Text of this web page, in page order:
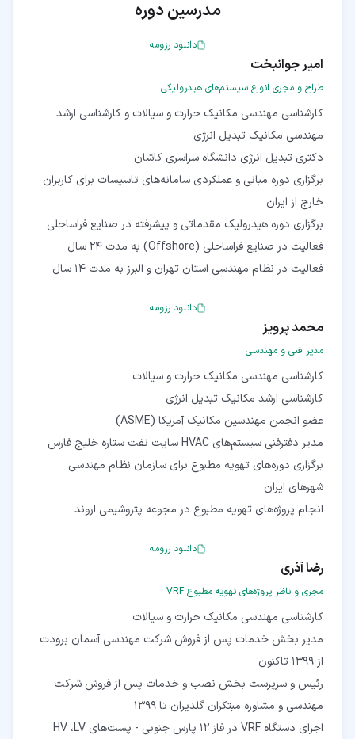
مدرسین دوره
دانلود رزومه
امیر جوانبخت
طراح و مجری انواع سیستم‌های هیدرولیکی
کارشناسی مهندسی مکانیک حرارت و سیالات و کارشناسی ارشد
برگزاری دوره مبانی و عملکردی سامانه‌های تاسیسات برای کاربران
فعالیت در نظام مهندسی استان تهران و البرز به مدت 14 سال
دانلود رزومه
محمد پرویز
مدیر فنی و مهندسی
برگزاری دوره‌های تهویه مطبوع برای سازمان نظام مهندسی
انجام پروژه‌های تهویه مطبوع در مجوعه پتروشیمی اروند
دانلود رزومه
رضا آذری
مجری و ناظر پروژه‌های تهویه مطبوع VRF
مدیر بخش خدمات پس از فروش شرکت مهندسی آسمان برودت
رئیس و سرپرست بخش نصب و خدمات پس از فروش شرکت
اجرای دستگاه VRF در فاز 12 پارس جنوبی - پست‌های HV ،LV